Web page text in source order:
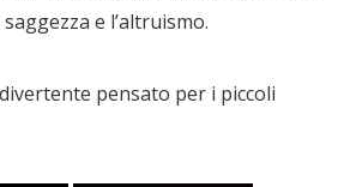
e l’altruismo.
pensato per i piccoli